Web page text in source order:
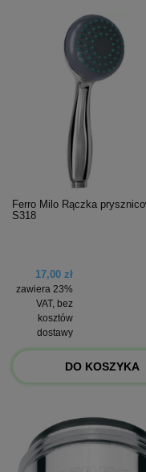
Ferro Milo Rączka
S318
17,00 zł
zawiera 23%
VAT, bez
kosztów
dostawy
DO KOSZYKA